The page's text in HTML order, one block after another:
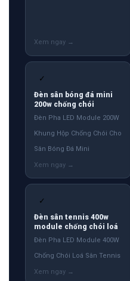
✓
Đèn sân bóng đá mini
200w chống chói
Đèn Pha LED Module 200W
Khung Hộp Chống Chói Cho
Sân Bóng Đá Mini
✓
Đèn sân tennis 400w
module chống chói loá
Đèn Pha LED Module 400W
Chống Chói Loá Sân Tennis